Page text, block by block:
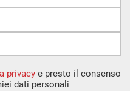
privacy e presto il consenso
dati personali